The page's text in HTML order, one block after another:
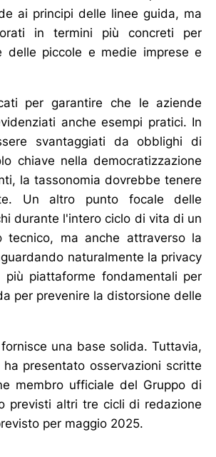
ai principi delle linee guida, ma
in termini più concreti per
delle piccole e medie imprese e
per garantire che le aziende
anche esempi pratici. In
svantaggiati da obblighi di
chiave nella democratizzazione
la tassonomia dovrebbe tenere
Un altro punto focale delle
durante l'intero ciclo di vita di un
ma anche attraverso la
naturalmente la privacy
piattaforme fondamentali per
per prevenire la distorsione delle
una base solida. Tuttavia,
presentato osservazioni scritte
membro ufficiale del Gruppo di
previsti altri tre cicli di redazione
per maggio 2025.